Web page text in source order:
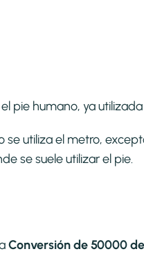
pie humano, ya
se utiliza el metro,
se suele utilizar el pie.
Conversión de 50000